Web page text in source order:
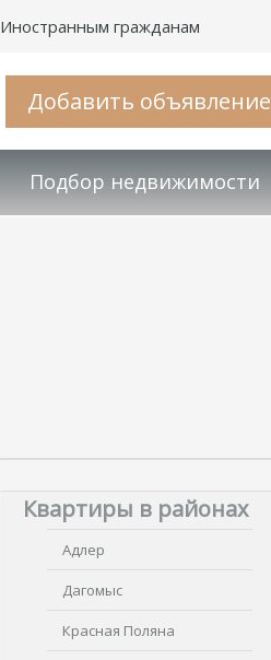
Иностранным гражданам
Добавить объявление
Подбор недвижимости
Квартиры в районах
Адлер
Дагомыс
Красная Поляна